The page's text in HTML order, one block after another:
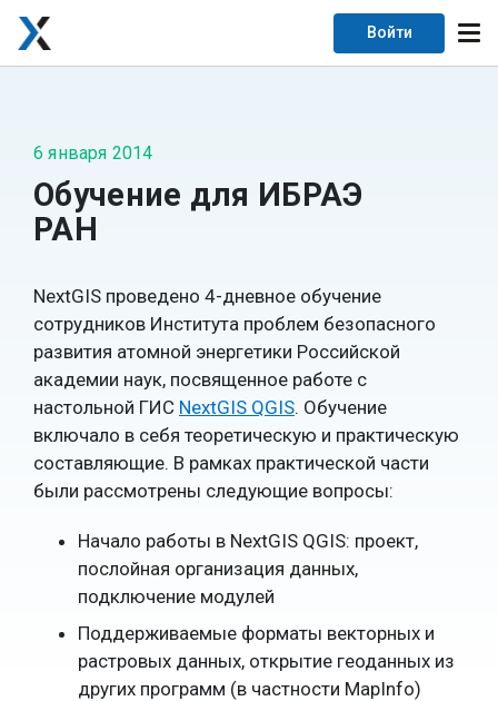
Войти
6 января 2014
Обучение для ИБРАЭ
РАН
NextGIS проведено 4-дневное обучение
сотрудников Института проблем безопасного
развития атомной энергетики Российской
академии наук, посвященное работе с
настольной ГИС NextGIS QGIS. Обучение
включало в себя теоретическую и практическую
составляющие. В рамках практической части
были рассмотрены следующие вопросы:
Начало работы в NextGIS QGIS: проект,
послойная организация данных,
подключение модулей
Поддерживаемые форматы векторных и
растровых данных, открытие геоданных из
других программ (в частности MapInfo)